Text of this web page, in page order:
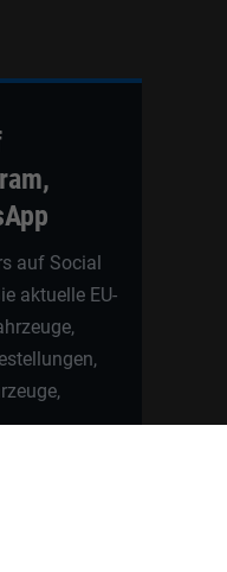
auf Social
aktuelle EU-